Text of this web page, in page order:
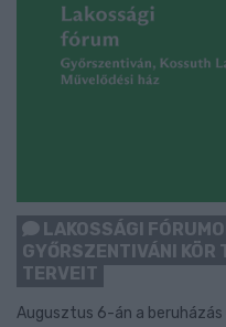
LAKOSSÁGI
GYŐRSZENTIVÁNI
TERVEIT
Augusztus 6-án a